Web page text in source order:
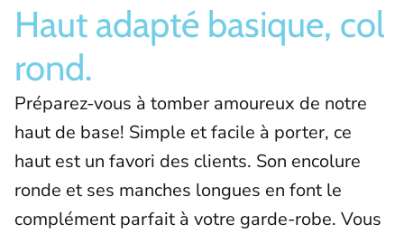
Haut adapté basique, col
rond.
Préparez-vous à tomber amoureux de notre
haut de base! Simple et facile à porter, ce
haut est un favori des clients. Son encolure
ronde et ses manches longues en font le
complément parfait à votre garde-robe. Vous